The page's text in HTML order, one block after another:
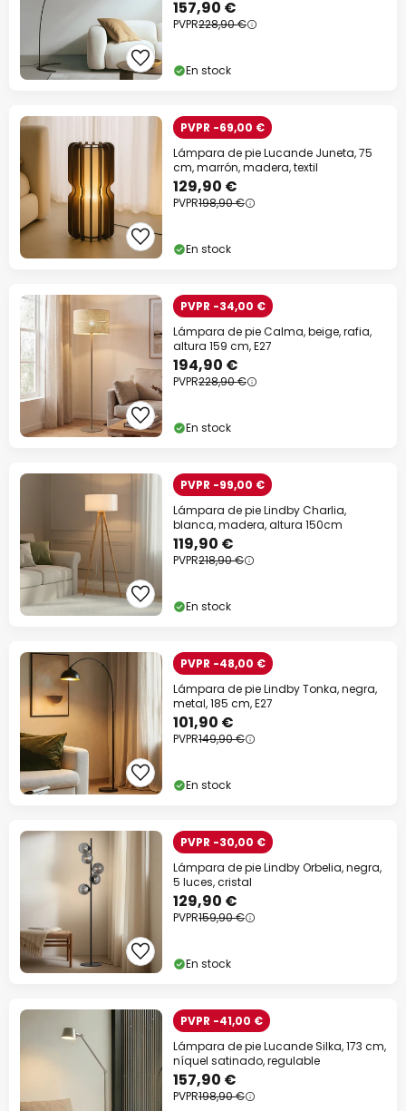
157,90 €
PVPR228,90 €
En stock
PVPR -69,00 €
Lámpara de pie Lucande Juneta, 75
cm, marrón, madera, textil
129,90 €
PVPR198,90 €
En stock
PVPR -34,00 €
Lámpara de pie Calma, beige, rafia,
altura 159 cm, E27
194,90 €
PVPR228,90 €
En stock
PVPR -99,00 €
Lámpara de pie Lindby Charlia,
blanca, madera, altura 150cm
119,90 €
PVPR218,90 €
En stock
PVPR -48,00 €
Lámpara de pie Lindby Tonka, negra,
metal, 185 cm, E27
101,90 €
PVPR149,90 €
En stock
PVPR -30,00 €
Lámpara de pie Lindby Orbelia, negra,
5 luces, cristal
129,90 €
PVPR159,90 €
En stock
PVPR -41,00 €
Lámpara de pie Lucande Silka, 173 cm,
níquel satinado, regulable
157,90 €
PVPR198,90 €